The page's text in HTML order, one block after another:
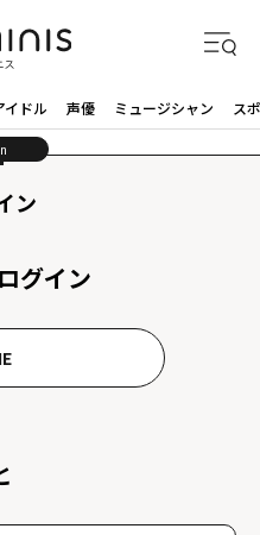
イドル 声優 ミュージシャン ス
ン
グイン